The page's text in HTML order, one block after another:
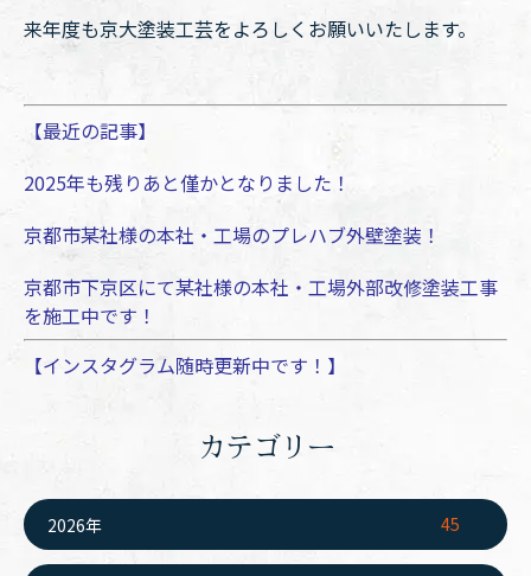
来年度も京大塗装工芸をよろしくお願いいたします。
【最近の記事】
2025年も残りあと僅かとなりました！
京都市某社様の本社・工場のプレハブ外壁塗装！
京都市下京区にて某社様の本社・工場外部改修塗装工事
を施工中です！
【インスタグラム随時更新中です！】
カテゴリー
2026年 45